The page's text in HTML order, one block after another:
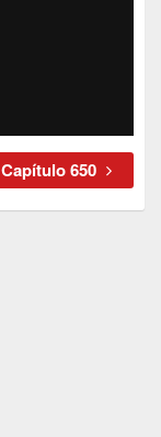
Capítulo 650